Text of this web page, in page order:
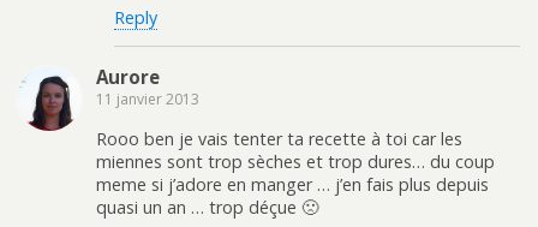
Reply
Aurore
11 janvier 2013
Rooo ben je vais tenter ta recette à toi car les
miennes sont trop sèches et trop dures… du coup
meme si j’adore en manger … j’en fais plus depuis
quasi un an … trop déçue 🙁